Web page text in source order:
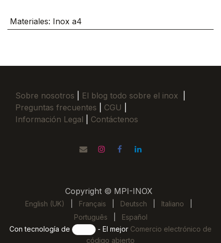
Materiales: Inox a4
Sobre nosotros El blog todo sobre el inox
Preguntas frecuentes
CGU
Información Legal
Contáctenos
Copyright © MPI-INOX
English (UK) Français Deutsch Italiano
Português
Español
Con tecnología de
- El mejor Comercio electrónico de
código abierto